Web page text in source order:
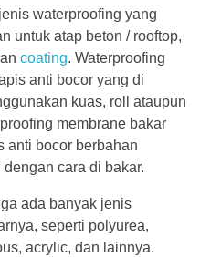
waterproofing yang
untuk atap beton / rooftop,
coating. Waterproofing
anti bocor yang di
kuas, roll ataupun
membrane bakar
anti bocor berbahan
cara di bakar.
ada banyak jenis
seperti polyurea,
acrylic, dan lainnya.